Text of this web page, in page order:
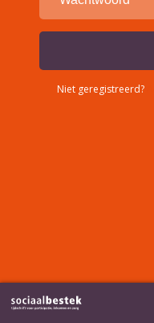
Terug naar
Niet geregistreerd?